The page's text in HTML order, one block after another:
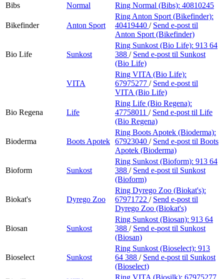
Bibs
Normal Ring Normal (Bibs): 40810245
Bikefinder Anton Sport
Ring Anton Sport (Bikefinder):
40419440 / Send e-post til
Anton Sport (Bikefinder)
Bio Life Sunkost
Ring Sunkost (Bio Life): 913 64
388 / Send e-post til Sunkost
(Bio Life)
VITA
Ring VITA (Bio Life):
67975277 / Send e-post til
VITA (Bio Life)
Bio Regena Life
Ring Life (Bio Regena):
47758011 / Send e-post til Life
(Bio Regena)
Bioderma Boots Apotek
Ring Boots Apotek (Bioderma):
67923040 / Send e-post til Boots
Apotek (Bioderma)
Bioform Sunkost
Ring Sunkost (Bioform): 913 64
388 / Send e-post til Sunkost
(Bioform)
Biokat's Dyrego Zoo
Ring Dyrego Zoo (Biokat's):
67971722 / Send e-post til
Dyrego Zoo (Biokat's)
Biosan Sunkost
Ring Sunkost (Biosan): 913 64
388 / Send e-post til Sunkost
(Biosan)
Bioselect Sunkost
Ring Sunkost (Bioselect): 913
64 388 / Send e-post til Sunkost
(Bioselect)
Ring VITA (Biosilk): 67975277